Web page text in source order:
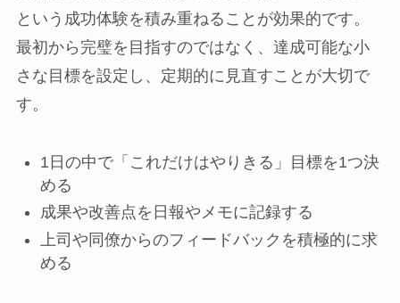
という成功体験を積み重ねることが効果的です。
最初から完璧を目指すのではなく、達成可能な小
さな目標を設定し、定期的に見直すことが大切で
す。
1日の中で「これだけはやりきる」目標を1つ決
める
成果や改善点を日報やメモに記録する
上司や同僚からのフィードバックを積極的に求
める